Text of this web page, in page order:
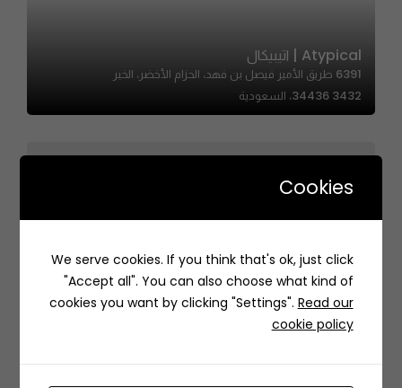
Atypical | اتيبيكال
6391 طريق الأمير فيصل بن فهد، الحزام الأخضر، الخبر
34436 3432، السعودية
Tuta Sushi | توتا سوشي
محطة كهرباء حي قرطبة، 6383 طريق سعيد ابن زيد، قرطبة، الرياض
13248 2549، السعودية
Cookies
We serve cookies. If you think that's ok, just click
"Accept all". You can also choose what kind of
cookies you want by clicking "Settings". Read our
cookie policy